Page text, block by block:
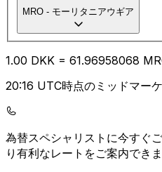
MRO - モーリタニアウギア
1.00 DKK = 61.96958068
20:16 UTC時点のミッドマー
為替スペシャリストに今すぐ
り有利なレートをご案内できま